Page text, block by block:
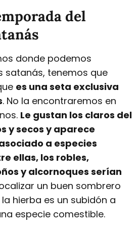
del
donde podemos
satanás, tenemos que
es una seta exclusiva
. No la encontraremos en
Le gustan los claros del
y secos y aparece
a especies
ellas, los robles,
y alcornoques serían
un buen sombrero
hierba es un subidón a
especie comestible.